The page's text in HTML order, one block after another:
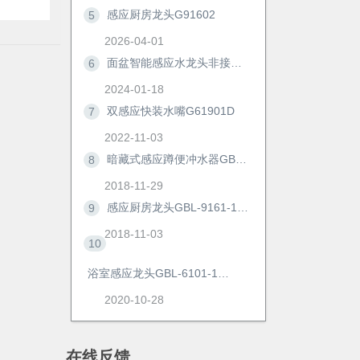
5 感应厨房龙头G91602
2026-04-01
6
2024-01-18
7
双感应快装水嘴G61901D
2022-11-03
8
2018-11-29
9
2018-11-03
10
2020-10-28